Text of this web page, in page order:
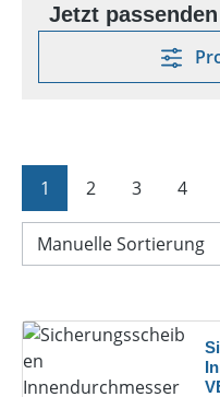
Seite
1 Seite
2 Seite
3 Seite
4